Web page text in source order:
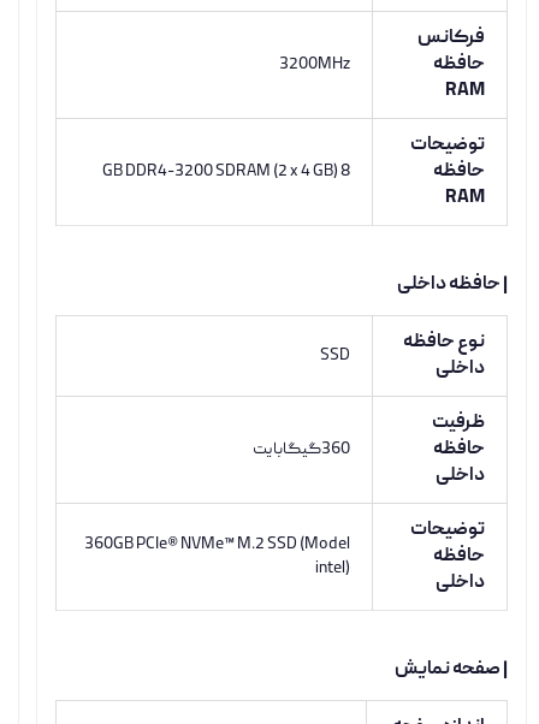
فرکانس
حافظه
RAM
3200MHz
توضیحات
حافظه
RAM
8 GB DDR4-3200 SDRAM (2 x 4 GB)
| حافظه داخلی
نوع حافظه
داخلی
SSD
ظرفیت
حافظه
داخلی
360گیگابایت
توضیحات
حافظه
داخلی
360GB PCIe® NVMe™ M.2 SSD (Model
intel)
| صفحه نمایش